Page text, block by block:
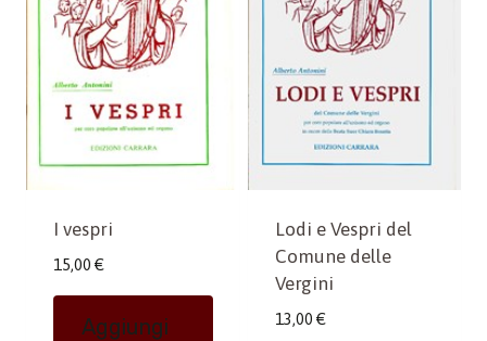
I vespri
15,00 €
Aggiungi
Lodi e Vespri del
Comune delle
Vergini
13,00 €